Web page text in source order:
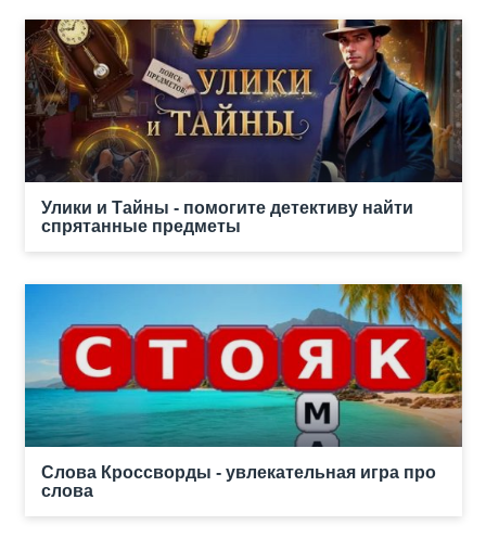
Улики и Тайны - помогите детективу найти
спрятанные предметы
Слова Кроссворды - увлекательная игра про
слова